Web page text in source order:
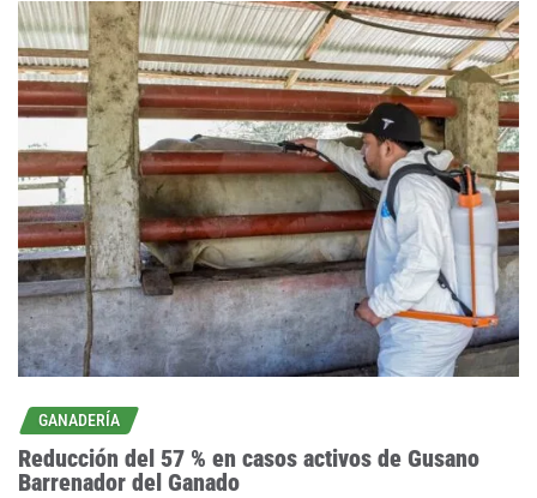
GANADERÍA
Reducción del 57 % en casos activos de Gusano
Barrenador del Ganado